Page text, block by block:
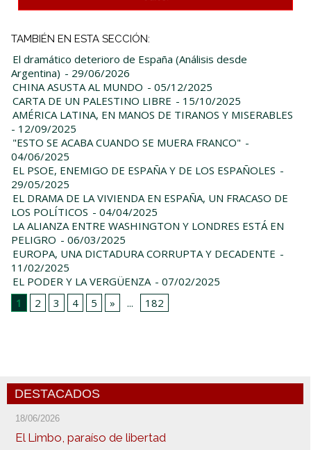
TAMBIÉN EN ESTA SECCIÓN:
El dramático deterioro de España (Análisis desde
Argentina) - 29/06/2026
CHINA ASUSTA AL MUNDO - 05/12/2025
CARTA DE UN PALESTINO LIBRE - 15/10/2025
AMÉRICA LATINA, EN MANOS DE TIRANOS Y MISERABLES
- 12/09/2025
"ESTO SE ACABA CUANDO SE MUERA FRANCO" -
04/06/2025
EL PSOE, ENEMIGO DE ESPAÑA Y DE LOS ESPAÑOLES -
29/05/2025
EL DRAMA DE LA VIVIENDA EN ESPAÑA, UN FRACASO DE
LOS POLÍTICOS - 04/04/2025
LA ALIANZA ENTRE WASHINGTON Y LONDRES ESTÁ EN
PELIGRO - 06/03/2025
EUROPA, UNA DICTADURA CORRUPTA Y DECADENTE -
11/02/2025
EL PODER Y LA VERGÜENZA - 07/02/2025
1
2 3 4 5 » ... 182
DESTACADOS
18/06/2026
El Limbo, paraíso de libertad